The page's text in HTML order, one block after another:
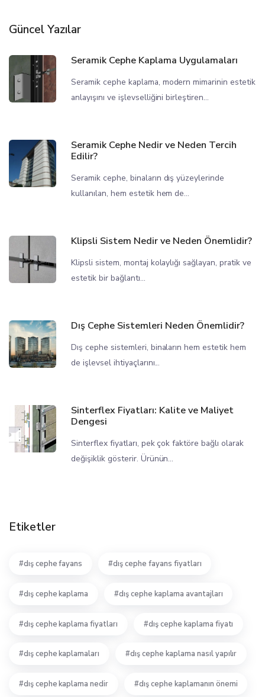
Güncel Yazılar
Seramik Cephe Kaplama Uygulamaları
Seramik cephe kaplama, modern mimarinin estetik
anlayışını ve işlevselliğini birleştiren...
Seramik Cephe Nedir ve Neden Tercih
Edilir?
Seramik cephe, binaların dış yüzeylerinde
kullanılan, hem estetik hem de...
Klipsli Sistem Nedir ve Neden Önemlidir?
Klipsli sistem, montaj kolaylığı sağlayan, pratik ve
estetik bir bağlantı...
Dış Cephe Sistemleri Neden Önemlidir?
Dış cephe sistemleri, binaların hem estetik hem
de işlevsel ihtiyaçlarını...
Sinterflex Fiyatları: Kalite ve Maliyet
Dengesi
Sinterflex fiyatları, pek çok faktöre bağlı olarak
değişiklik gösterir. Ürünün...
Etiketler
dış cephe fayans dış cephe fayans fiyatları
dış cephe kaplama dış cephe kaplama avantajları
dış cephe kaplama fiyatları dış cephe kaplama fiyatı
dış cephe kaplamaları dış cephe kaplama nasıl yapılır
dış cephe kaplama nedir dış cephe kaplamanın önemi